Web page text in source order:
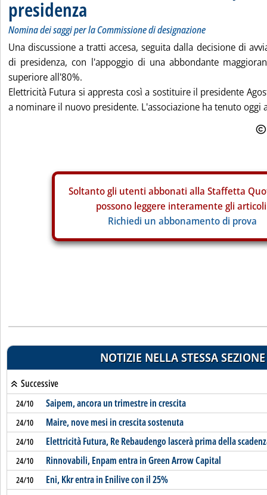
presidenza
Nomina dei saggi per la Commissione di designazione
Una discussione a tratti accesa, seguita dalla decisione di
di presidenza, con l'appoggio di una abbondante
superiore all'80%.
Elettricità Futura si appresta così a sostituire il presidente
a nominare il nuovo presidente. L'associazione ha tenuto oggi
Soltanto gli utenti abbonati alla Staffetta
possono leggere interamente gli
Richiedi un abbonamento di prova
NOTIZIE NELLA STESSA SEZIONE
Successive
24/10 Saipem, ancora un trimestre in crescita
24/10 Maire, nove mesi in crescita sostenuta
24/10 Elettricità Futura, Re Rebaudengo lascerà prima della
24/10 Rinnovabili, Enpam entra in Green Arrow Capital
24/10 Eni, Kkr entra in Enilive con il 25%